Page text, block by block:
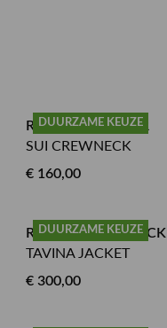
DUURZAME KEUZE
ROTATE SWEATER
SUI CREWNECK
€ 160,00
DUURZAME KEUZE
ROTATE DENIMJACK
TAVINA JACKET
€ 300,00